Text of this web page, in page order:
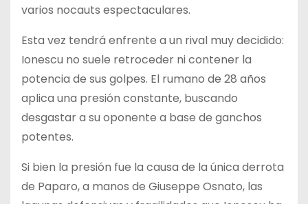
varios nocauts espectaculares.
Esta vez tendrá enfrente a un rival muy decidido:
Ionescu no suele retroceder ni contener la
potencia de sus golpes. El rumano de 28 años
aplica una presión constante, buscando
desgastar a su oponente a base de ganchos
potentes.
Si bien la presión fue la causa de la única derrota
de Paparo, a manos de Giuseppe Osnato, las